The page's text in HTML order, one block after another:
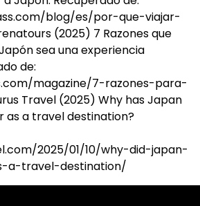
blog/es/por-que-viajar-
(2025) 7 Razones que
sea una experiencia
de:
magazine/7-razones-para-
Travel (2025) Why has Japan
as a travel destination?
2025/01/10/why-did-japan-
a-travel-destination/